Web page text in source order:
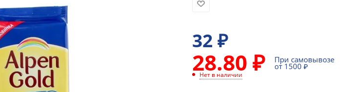
32 ₽
28.80 ₽ При самовывозе
от 1500 ₽
Нет в наличии